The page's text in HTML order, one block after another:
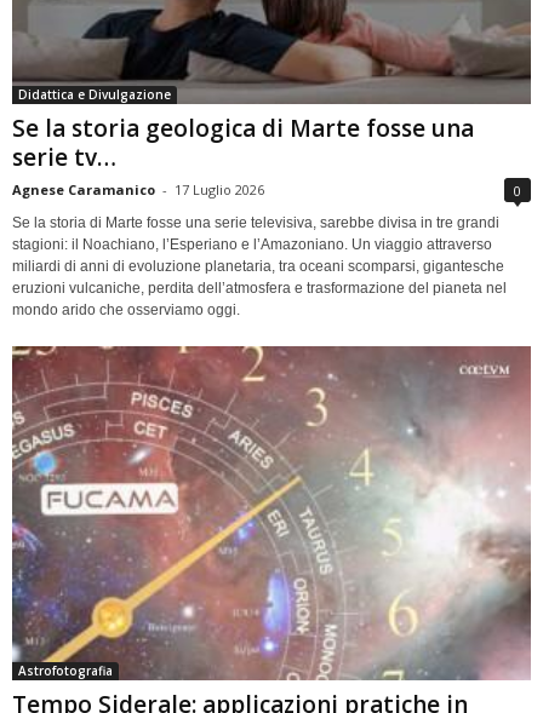
Didattica e Divulgazione
Se la storia geologica di Marte fosse una
serie tv…
Agnese Caramanico - 17 Luglio 2026 0
Se la storia di Marte fosse una serie televisiva, sarebbe divisa in tre grandi
stagioni: il Noachiano, l’Esperiano e l’Amazoniano. Un viaggio attraverso
miliardi di anni di evoluzione planetaria, tra oceani scomparsi, gigantesche
eruzioni vulcaniche, perdita dell’atmosfera e trasformazione del pianeta nel
mondo arido che osserviamo oggi.
Astrofotografia
Tempo Siderale: applicazioni pratiche in